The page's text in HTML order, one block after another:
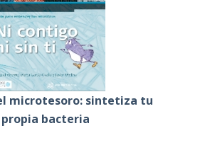
microtesoro: sintetiza tu
propia bacteria